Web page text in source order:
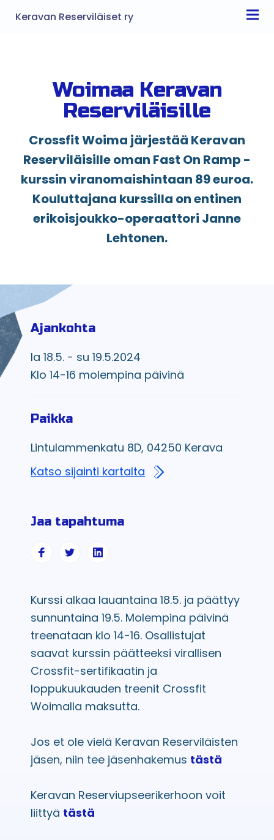
Keravan Reserviläiset ry
Woimaa Keravan
Reserviläisille
Crossfit Woima järjestää Keravan
Reserviläisille oman Fast On Ramp -
kurssin viranomaishintaan 89 euroa.
Kouluttajana kurssilla on entinen
erikoisjoukko-operaattori Janne
Lehtonen.
Ajankohta
la 18.5. - su 19.5.2024
Klo 14-16 molempina päivinä
Paikka
Lintulammenkatu 8D, 04250 Kerava
Katso sijainti kartalta
Jaa tapahtuma
Kurssi alkaa lauantaina 18.5. ja päättyy
sunnuntaina 19.5. Molempina päivinä
treenataan klo 14-16. Osallistujat
saavat kurssin päätteeksi virallisen
Crossfit-sertifikaatin ja
loppukuukauden treenit Crossfit
Woimalla maksutta.
Jos et ole vielä Keravan Reserviläisten
jäsen, niin tee jäsenhakemus tästä
Keravan Reserviupseerikerhoon voit
liittyä tästä